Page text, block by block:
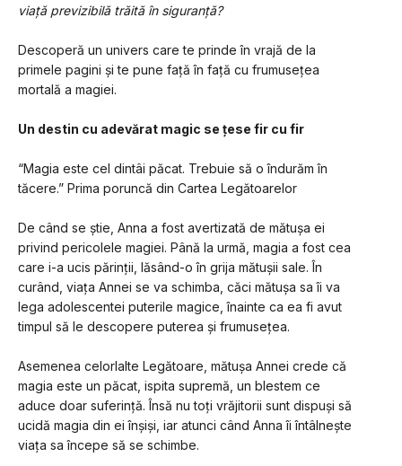
viață previzibilă trăită în siguranță?
Descoperă un univers care te prinde în vrajă de la
primele pagini și te pune față în față cu frumusețea
mortală a magiei.
Un destin cu adevărat magic se țese fir cu fir
“Magia este cel dintâi păcat. Trebuie să o îndurăm în
tăcere.” Prima poruncă din Cartea Legătoarelor
De când se știe, Anna a fost avertizată de mătușa ei
privind pericolele magiei. Până la urmă, magia a fost cea
care i-a ucis părinții, lăsând-o în grija mătușii sale. În
curând, viața Annei se va schimba, căci mătușa sa îi va
lega adolescentei puterile magice, înainte ca ea fi avut
timpul să le descopere puterea și frumusețea.
Asemenea celorlalte Legătoare, mătușa Annei crede că
magia este un păcat, ispita supremă, un blestem ce
aduce doar suferință. Însă nu toți vrăjitorii sunt dispuși să
ucidă magia din ei înșiși, iar atunci când Anna îi întâlnește
viața sa începe să se schimbe.